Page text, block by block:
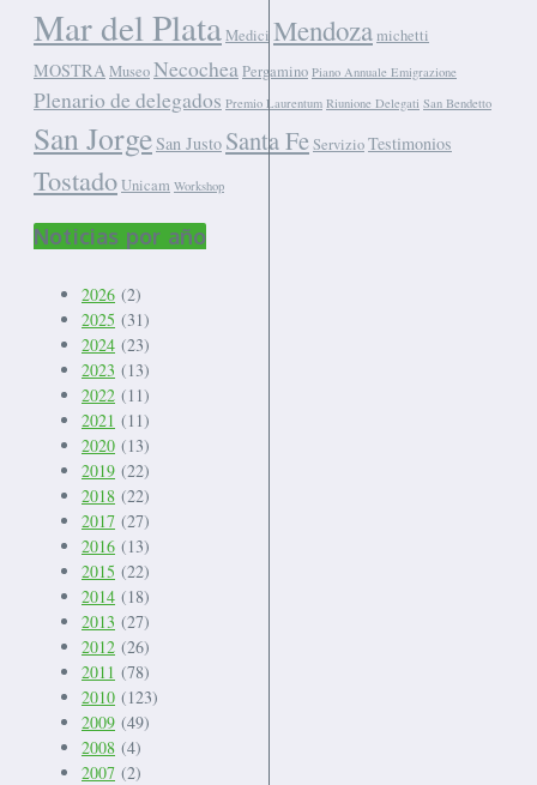
Mar del PlataMedici Mendozamichetti
MOSTRA MuseoNecochea Pergamino Piano Annuale Emigrazione
Plenario de delegados Premio Laurentum Riunione Delegati San Bendetto
San JorgeSan Justo Santa FeServizioTestimonios
TostadoUnicam Workshop
Noticias por año
2026 (2)
2025 (31)
2024 (23)
2023 (13)
2022 (11)
2021 (11)
2020 (13)
2019 (22)
2018 (22)
2017 (27)
2016 (13)
2015 (22)
2014 (18)
2013 (27)
2012 (26)
2011 (78)
2010 (123)
2009 (49)
2008 (4)
2007 (2)